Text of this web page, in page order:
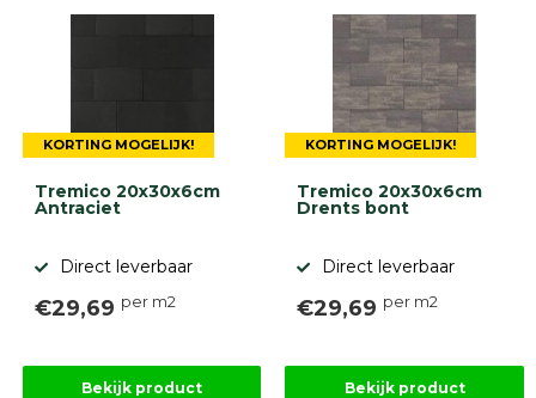
KORTING MOGELIJK!
Tremico 20x30x6cm
Antraciet
Direct leverbaar
€29,69 per m2
Bekijk product
KORTING MOGELIJK!
Tremico 20x30x6cm
Drents bont
Direct leverbaar
€29,69 per m2
Bekijk product